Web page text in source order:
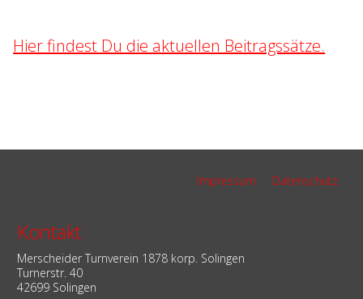
Hier findest Du die aktuellen Beitragssätze.
Impressum Datenschutz
Kontakt
Merscheider Turnverein 1878 korp. Solingen
Turnerstr. 40
42699 Solingen